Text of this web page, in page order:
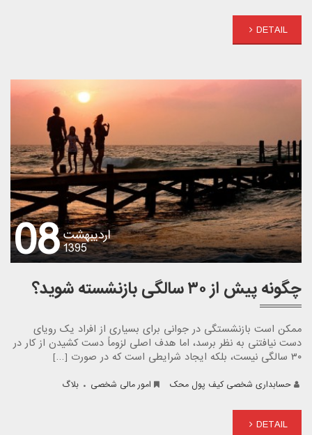
DETAIL
08اردیبهشت
1395
چگونه پیش از ۳۰ سالگی بازنشسته شوید؟
ممکن است بازنشستگی در جوانی برای بسیاری از افراد یک رویای
دست نیافتنی به نظر برسد، اما هدف اصلی لزوماً دست کشیدن از کار در
۳۰ سالگی نیست، بلکه ایجاد شرایطی است که در صورت […]
حسابداری شخصی کیف پول محک امور مالی شخصی . بلاگ
DETAIL